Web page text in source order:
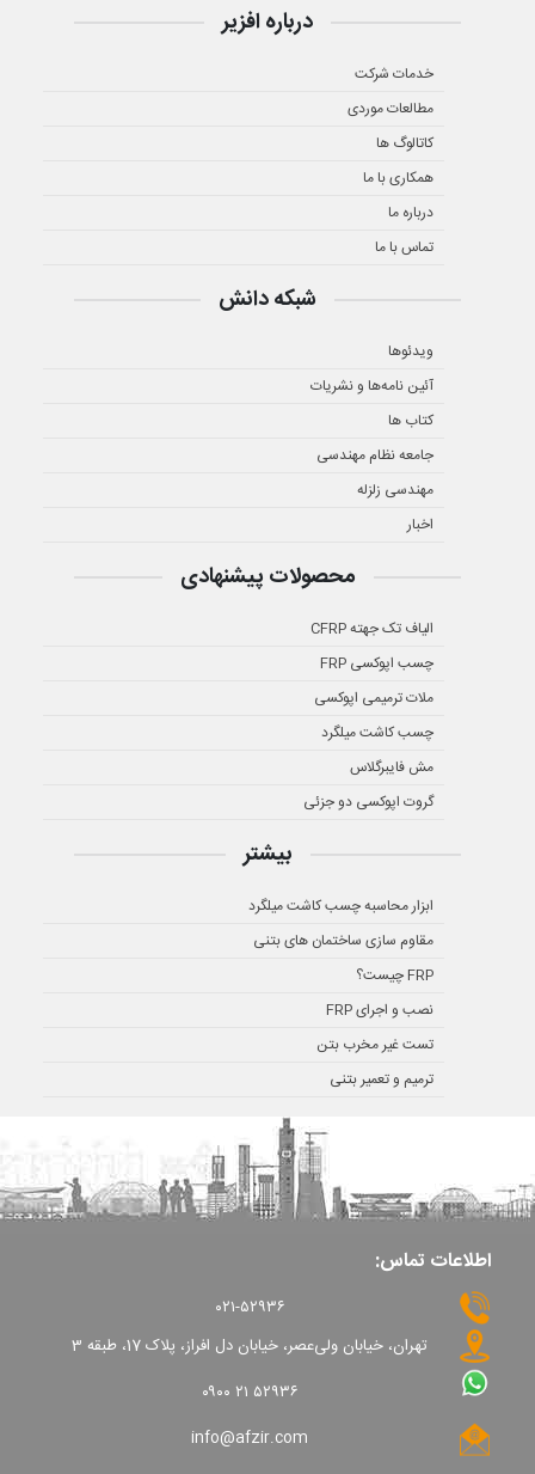
درباره افزیر
خدمات شرکت
مطالعات موردی
کاتالوگ ها
همکاری با ما
درباره ما
تماس با ما
شبکه دانش
ویدئوها
آئین نامه‌ها و نشریات
کتاب ها
جامعه نظام مهندسی
مهندسی زلزله
اخبار
محصولات پیشنهادی
الیاف تک جهته CFRP
چسب اپوکسی FRP
ملات ترمیمی اپوکسی
چسب کاشت میلگرد
مش فایبرگلاس
گروت اپوکسی دو جزئی
بیشتر
ابزار محاسبه چسب کاشت میلگرد
مقاوم سازی ساختمان های بتنی
FRP چیست؟
نصب و اجرای FRP
تست غیر مخرب بتن
ترمیم و تعمیر بتنی
اطلاعات تماس:
۰۲۱-۵۲۹۳۶
تهران، خیابان ولی‌عصر، خیابان دل افراز، پلاک 17، طبقه 3
۰۹۰۰ ۲۱ ۵۲۹۳۶
info@afzir.com